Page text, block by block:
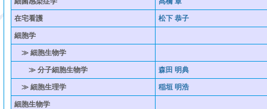
在宅看護 松下 恭子
細胞学
≫ 細胞生物学
≫ 分子細胞生物学 森田 明典
≫ 細胞生理学 稲垣 明浩
細胞生物学